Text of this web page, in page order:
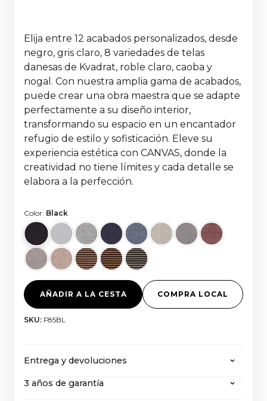
Elija entre 12 acabados personalizados, desde
negro, gris claro, 8 variedades de telas
danesas de Kvadrat, roble claro, caoba y
nogal. Con nuestra amplia gama de acabados,
puede crear una obra maestra que se adapte
perfectamente a su diseño interior,
transformando su espacio en un encantador
refugio de estilo y sofisticación. Eleve su
experiencia estética con CANVAS, donde la
creatividad no tiene límites y cada detalle se
elabora a la perfección.
Color: Black
AÑADIR A LA CESTA COMPRA LOCAL
SKU: F85BL
Entrega y devoluciones
CANVAS ofrece envío gratuito en todos los
3 años de garantía